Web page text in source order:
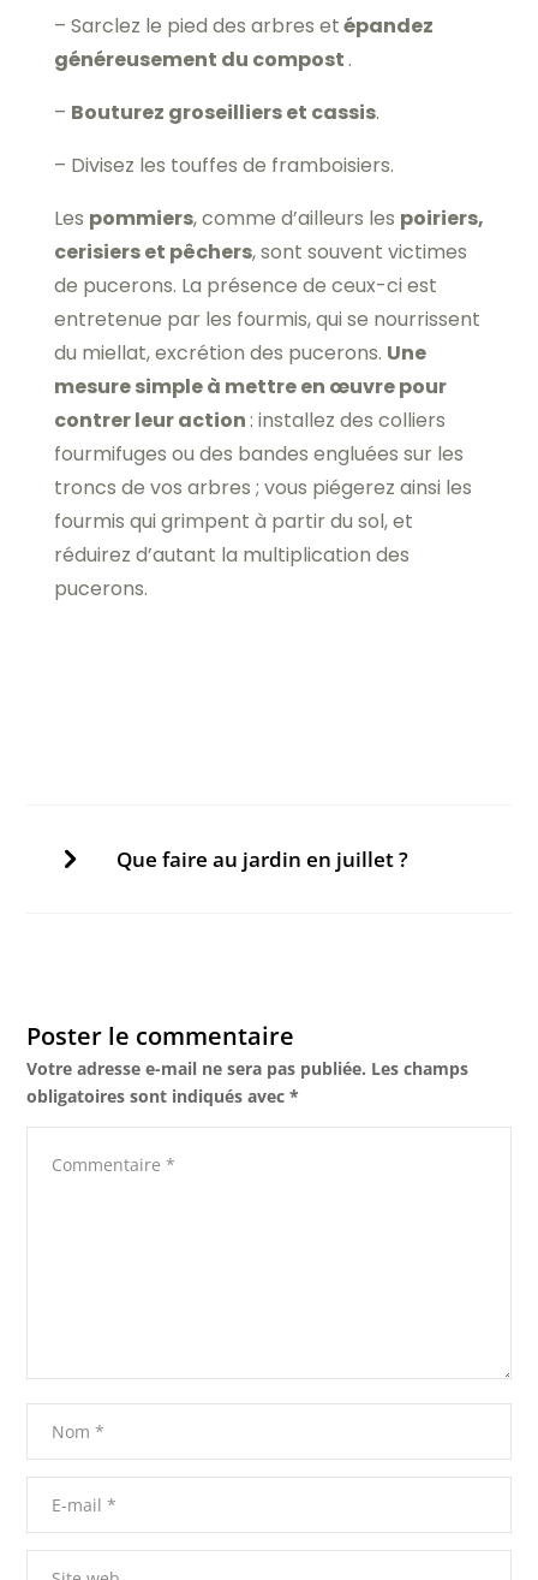
– Sarclez le pied des arbres etépandez
généreusement du compost.
– Bouturez groseilliers et cassis.
– Divisez les touffes de framboisiers.
Les pommiers, comme d’ailleurs les poiriers,
cerisiers et pêchers, sont souvent victimes
de pucerons. La présence de ceux-ci est
entretenue par les fourmis, qui se nourrissent
du miellat, excrétion des pucerons. Une
mesure simple à mettre en œuvre pour
contrer leur action: installez des colliers
fourmifuges ou des bandes engluées sur les
troncs de vos arbres ; vous piégerez ainsi les
fourmis qui grimpent à partir du sol, et
réduirez d’autant la multiplication des
pucerons.
Que faire au jardin en juillet ?
Poster le commentaire
Votre adresse e-mail ne sera pas publiée. Les champs
obligatoires sont indiqués avec*